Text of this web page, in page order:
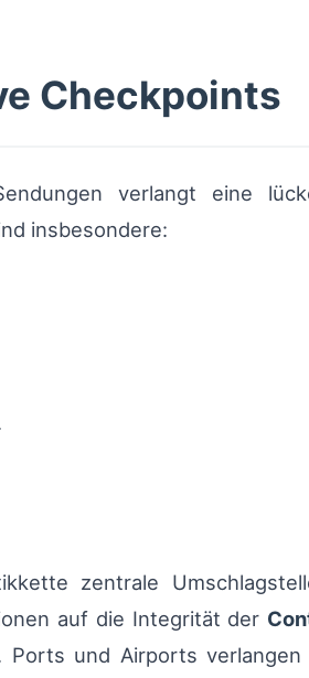
Checkpoints
verlangt eine
insbesondere:
zentrale
auf die Integrität der
Ports und Airports verlangen